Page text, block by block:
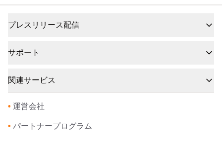
プレスリリース配信
サポート
関連サービス
• 運営会社
• パートナープログラム